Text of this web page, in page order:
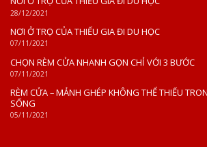
28/12/2021
NƠI Ở TRỌ CỦA THIẾU GIA ĐI DU HỌC
07/11/2021
CHỌN RÈM CỬA NHANH GỌN CHỈ VỚI 3 BƯỚC
07/11/2021
RÈM CỬA – MẢNH GHÉP KHÔNG THỂ THIẾU
SỐNG
05/11/2021